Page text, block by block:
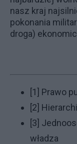
nasz kraj
pokonania
droga)
[1] Prawo
[2]
[3]
władza